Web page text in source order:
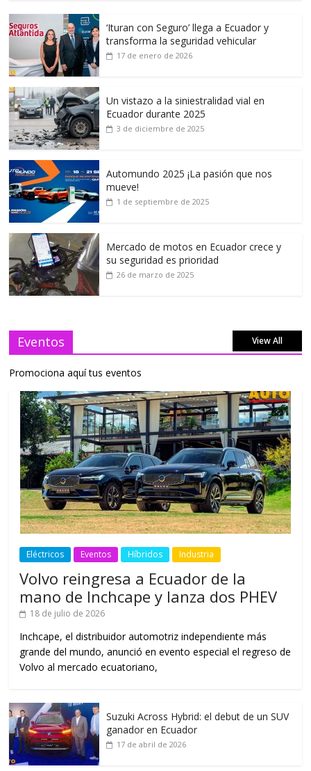
‘Ituran con Seguro’ llega a Ecuador y
transforma la seguridad vehicular
17 de enero de 2026
Un vistazo a la siniestralidad vial en
Ecuador durante 2025
3 de diciembre de 2025
Automundo 2025 ¡La pasión que nos
mueve!
1 de septiembre de 2025
Mercado de motos en Ecuador crece y
su seguridad es prioridad
26 de marzo de 2025
Eventos View All
Promociona aquí tus eventos
Eléctricos Eventos Híbridos Industria
Volvo reingresa a Ecuador de la
mano de Inchcape y lanza dos PHEV
18 de julio de 2026
Inchcape, el distribuidor automotriz independiente más
grande del mundo, anunció en evento especial el regreso de
Volvo al mercado ecuatoriano,
Suzuki Across Hybrid: el debut de un SUV
ganador en Ecuador
17 de abril de 2026